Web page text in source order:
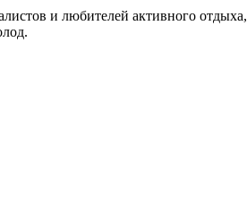
и любителей активного